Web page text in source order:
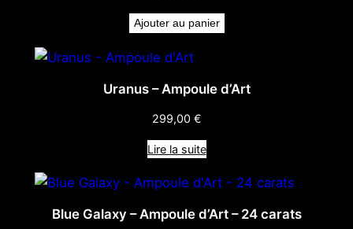
Ajouter au panier
Uranus – Ampoule d’Art
299,00 €
Lire la suite
Blue Galaxy – Ampoule d’Art – 24 carats